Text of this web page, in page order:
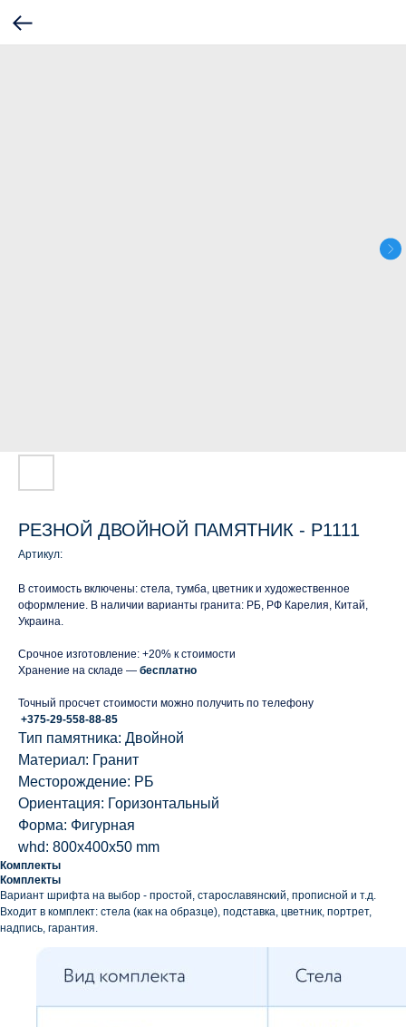
РЕЗНОЙ ДВОЙНОЙ ПАМЯТНИК - Р1111
Артикул:
В стоимость включены: стела, тумба, цветник и художественное
оформление. В наличии варианты гранита: РБ, РФ Карелия, Китай,
Украина.
Срочное изготовление: +20% к стоимости
Хранение на складе — бесплатно
Точный просчет стоимости можно получить по телефону
+375-29-558-88-85
Тип памятника: Двойной
Материал: Гранит
Месторождение: РБ
Ориентация: Горизонтальный
Форма: Фигурная
whd: 800x400x50 mm
Комплекты
Комплекты
Вариант шрифта на выбор - простой, старославянский, прописной и т.д.
Входит в комплект: стела (как на образце), подставка, цветник, портрет,
надпись, гарантия.